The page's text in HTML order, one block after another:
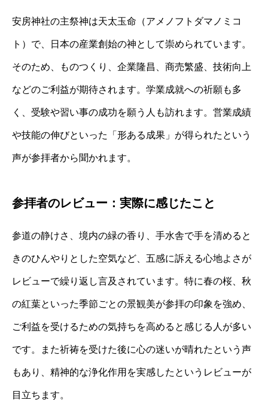
安房神社の主祭神は天太玉命（アメノフトダマノミコ
ト）で、日本の産業創始の神として崇められています。
そのため、ものつくり、企業隆昌、商売繁盛、技術向上
などのご利益が期待されます。学業成就への祈願も多
く、受験や習い事の成功を願う人も訪れます。営業成績
や技能の伸びといった「形ある成果」が得られたという
声が参拝者から聞かれます。
参拝者のレビュー：実際に感じたこと
参道の静けさ、境内の緑の香り、手水舎で手を清めると
きのひんやりとした空気など、五感に訴える心地よさが
レビューで繰り返し言及されています。特に春の桜、秋
の紅葉といった季節ごとの景観美が参拝の印象を強め、
ご利益を受けるための気持ちを高めると感じる人が多い
です。また祈祷を受けた後に心の迷いが晴れたという声
もあり、精神的な浄化作用を実感したというレビューが
目立ちます。